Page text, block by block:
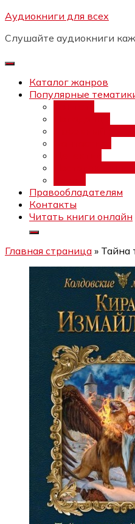
Перейти
содержимому
Аудиокниги для всех
Слушайте аудиокниги
Каталог жанров
Популярные
Правообладателям
Контакты
Читать книги онлайн
Главная страница » Тайна
Бесплатный интенсив:
каналов"